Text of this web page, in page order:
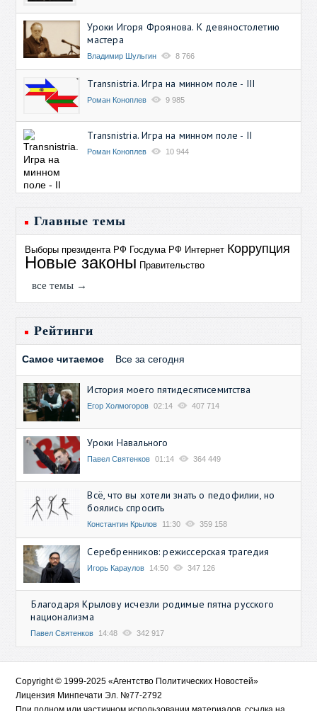
Уроки Игоря Фроянова. К девяностолетию
мастера
Владимир Шульгин 8 766
Transnistria. Игра на минном поле - III
Роман Коноплев 9 985
Transnistria. Игра на минном поле - II
Роман Коноплев 10 944
Главные темы
Выборы президента РФ Госдума РФ Интернет Коррупция
Новые законы Правительство
все темы →
Рейтинги
Самое читаемое Все за сегодня
История моего пятидесятисемитства
Егор Холмогоров 02:14 407 714
Уроки Навального
Павел Святенков 01:14 364 449
Всё, что вы хотели знать о педофилии, но
боялись спросить
Константин Крылов 11:30 359 158
Серебренников: режиссерская трагедия
Игорь Караулов 14:50 347 126
Благодаря Крылову исчезли родимые пятна русского
национализма
Павел Святенков 14:48 342 917
Copyright © 1999-2025 «Агентство Политических Новостей»
Лицензия Минпечати Эл. №77-2792